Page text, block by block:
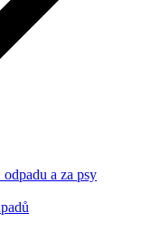
a za psy